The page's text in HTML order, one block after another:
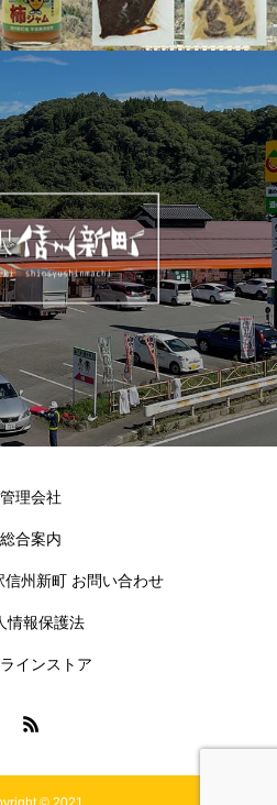
管理会社
総合案内
信州新町 お問い合わせ
情報保護法
インストア